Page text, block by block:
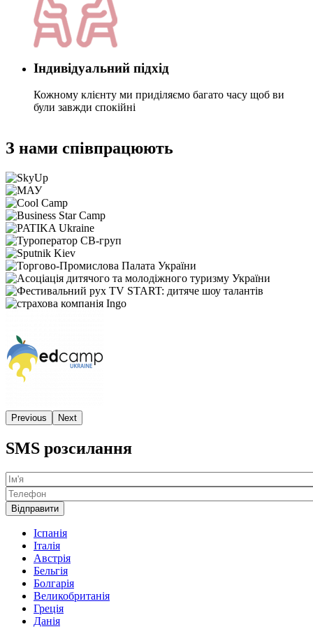
Індивідуальний підхід
Кожному клієнту ми приділяємо багато часу щоб ви
були завжди спокійні
З нами співпрацюють
Previous Next
SMS розсилання
Ім'я
Телефон
Іспанія
Італія
Австрія
Бельгія
Болгарія
Великобританія
Греція
Данія